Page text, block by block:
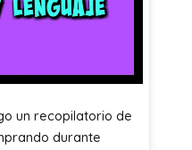
un recopilatorio de
durante